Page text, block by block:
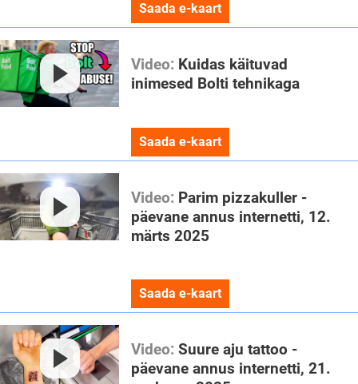
Saada e-kaart
Video: Kuidas käituvad
inimesed Bolti tehnikaga
Saada e-kaart
Video: Parim pizzakuller -
päevane annus internetti, 12.
märts 2025
Saada e-kaart
Video: Suure aju tattoo -
päevane annus internetti, 21.